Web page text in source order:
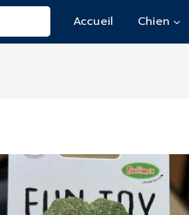
Accueil Chien